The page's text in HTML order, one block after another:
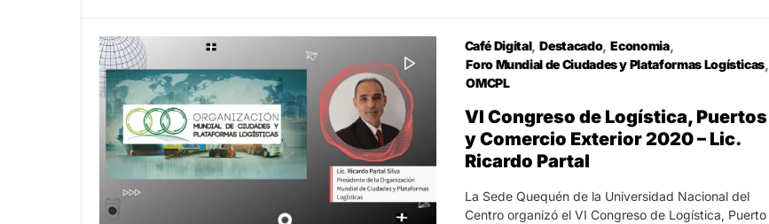
Café Digital Destacado Economia
Foro Mundial de Ciudades y Plataformas Logísticas
OMCPL
VI Congreso de Logística, Puertos
y Comercio Exterior 2020 – Lic.
Ricardo Partal
La Sede Quequén de la Universidad Nacional del
Centro organizó el VI Congreso de Logística, Puerto